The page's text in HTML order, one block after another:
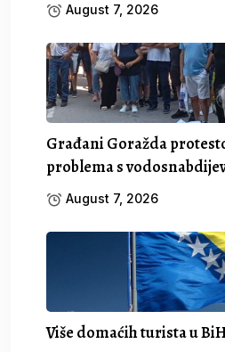
August 7, 2026
Građani Goražda
problema s
August 7, 2026
Više domaćih turista u